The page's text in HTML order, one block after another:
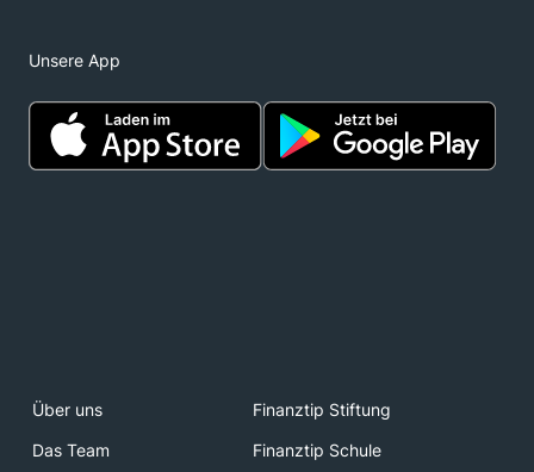
Unsere App
Über uns
Finanztip Stiftung
Das Team
Finanztip Schule